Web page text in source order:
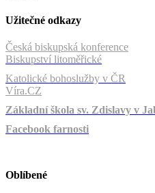
Užitečné odkazy
Česká biskupská konference
Biskupství litoměřické
Katolické bohoslužby v ČR
Víra.CZ
Základní škola sv. Zdislavy v
Facebook farnosti
Oblíbené